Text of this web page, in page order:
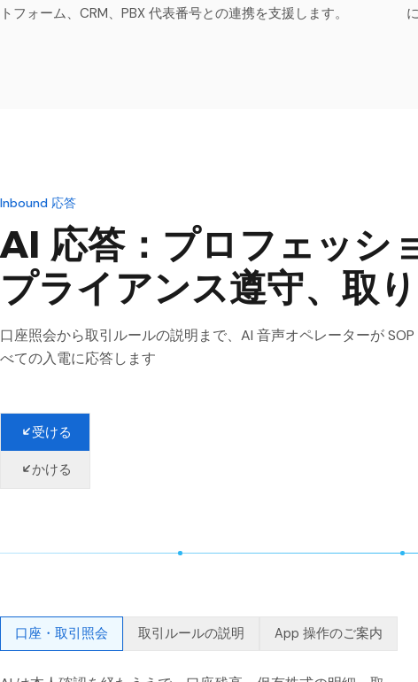
トフォーム、CRM、PBX 代表番号との連携を支援します。
Inbound 応答
AI 応答：プロフェッシ
プライアンス遵守、取
口座照会から取引ルールの説明まで、AI 音声オペレーターが
べての入電に応答します
通話の方向
受ける
かける
口座・取引照会 取引ルールの説明 App 操作のご案内